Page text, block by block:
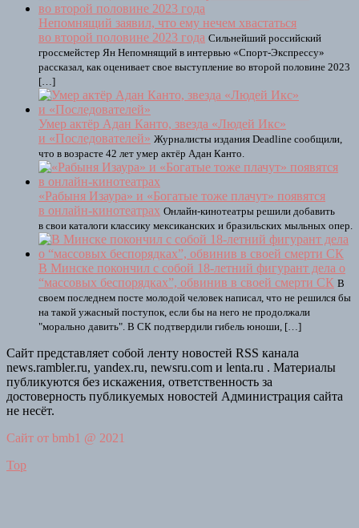
Непомнящий заявил, что ему нечем хвастаться
во второй половине 2023 года Сильнейший российский
гроссмейстер Ян Непомнящий в интервью «Спорт-Экспрессу»
рассказал, как оценивает свое выступление во второй половине 2023
[…]
Умер актёр Адан Канто, звезда «Людей Икс»
и «Последователей» Журналисты издания Deadline сообщили,
что в возрасте 42 лет умер актёр Адан Канто.
«Рабыня Изаура» и «Богатые тоже плачут» появятся
в онлайн-кинотеатрах Онлайн-кинотеатры решили добавить
в свои каталоги классику мексиканских и бразильских мыльных опер.
В Минске покончил с собой 18-летний фигурант дела о
“массовых беспорядках”, обвинив в своей смерти СК В
своем последнем посте молодой человек написал, что не решился бы
на такой ужасный поступок, если бы на него не продолжали
"морально давить". В СК подтвердили гибель юноши, […]
Сайт представляет собой ленту новостей RSS канала
news.rambler.ru, yandex.ru, newsru.com и lenta.ru . Материалы
публикуются без искажения, ответственность за
достоверность публикуемых новостей Администрация сайта
не несёт.
Сайт от bmb1 @ 2021
Top